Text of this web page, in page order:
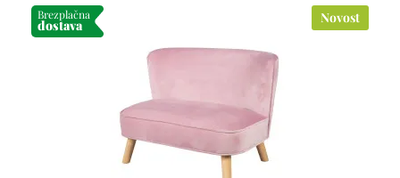
Brezplačna
dostava Novost